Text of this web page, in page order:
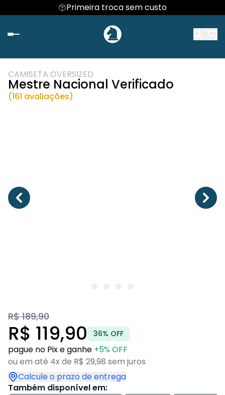
Primeira troca sem custo
CAMISETA OVERSIZED
Mestre Nacional Verificado
(161 avaliações)
R$ 189,90
R$ 119,90 36% OFF
pague no Pix e ganhe +5% OFF
ou em até 4x de R$ 29,98 sem juros
Calcule o prazo de entrega
Também disponível em: